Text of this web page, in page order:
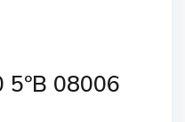
5ºB 08006